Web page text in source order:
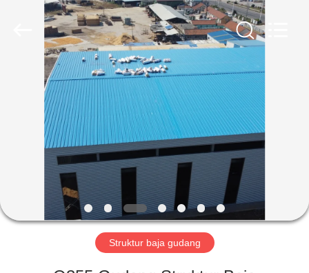
RUMAH
PRODUK
VIDEO
TAMPILAN
VR
Struktur baja gudang